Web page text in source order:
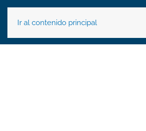
Ir al contenido principal